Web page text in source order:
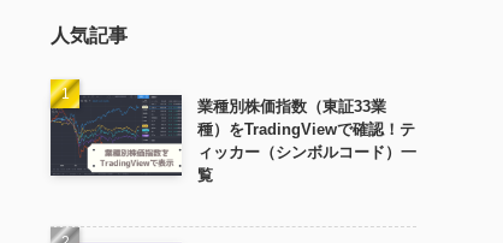
人気記事
業種別株価指数（東証33業
種）をTradingViewで確認！テ
ィッカー（シンボルコード）一
覧